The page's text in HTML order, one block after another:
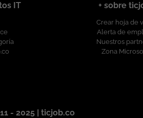
IT + sobre
Crear hoja de
Alerta de
Nuestros
Zona
- 2025 | ticjob.co